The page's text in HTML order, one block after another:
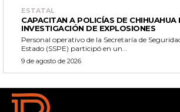
ESTATAL
CAPACITAN A POLICÍAS DE CHIHUAHUA
INVESTIGACIÓN DE EXPLOSIONES
Personal operativo de la Secretaría de
Estado (SSPE) participó en un...
9 de agosto de 2026